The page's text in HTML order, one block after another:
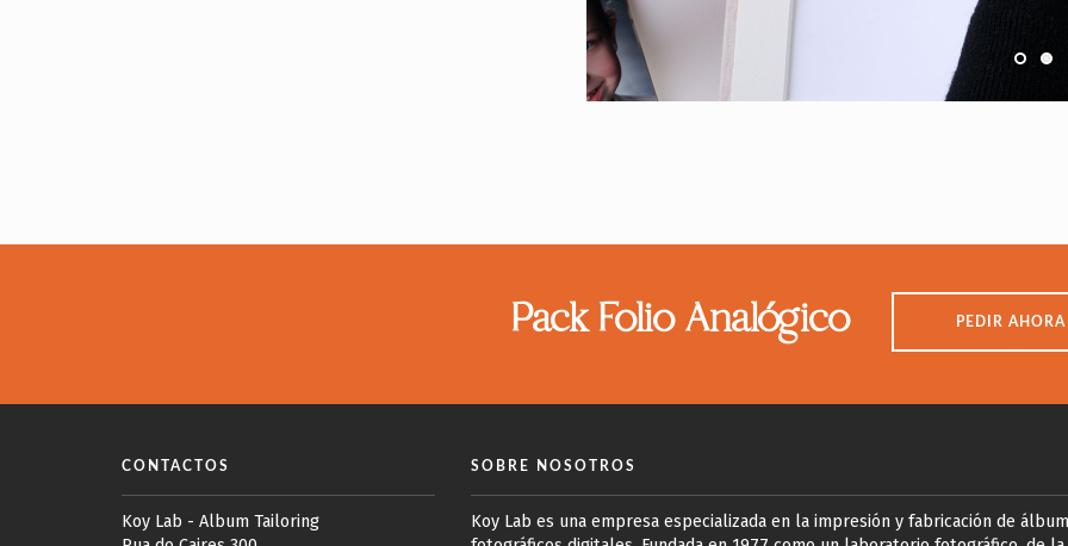
Pack Folio Analógico PEDIR AHORA
CONTACTOS
Koy Lab - Album Tailoring
SOBRE NOSOTROS
Koy Lab es una empresa especializada en la impresión y fabricación de